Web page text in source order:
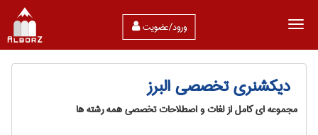
ورود/عضویت
دیکشنری تخصصی البرز
مجموعه ای کامل از لغات و اصطلاحات تخصصی همه رشته ها